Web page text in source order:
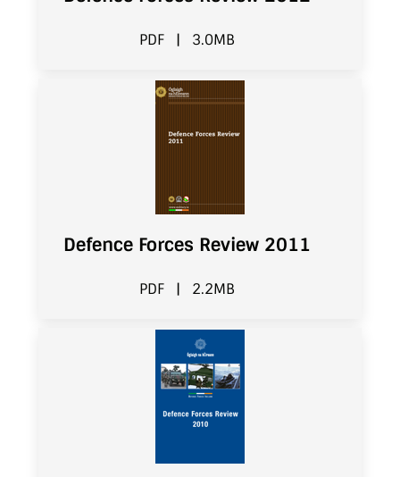
PDF | 3.0MB
Defence Forces Review 2011
PDF | 2.2MB